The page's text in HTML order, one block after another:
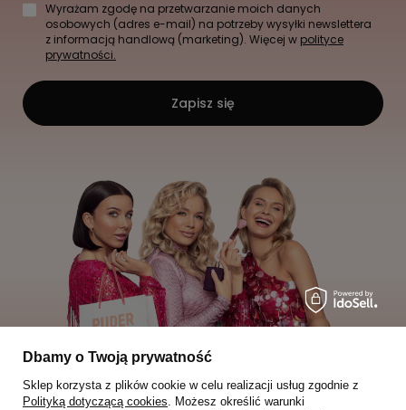
Wyrażam zgodę na przetwarzanie moich danych
osobowych (adres e-mail) na potrzeby wysyłki newslettera
z informacją handlową (marketing). Więcej w polityce
prywatności.
Zapisz się
Dbamy o Twoją prywatność
Sklep korzysta z plików cookie w celu realizacji usług zgodnie z
Polityką dotyczącą cookies. Możesz określić warunki